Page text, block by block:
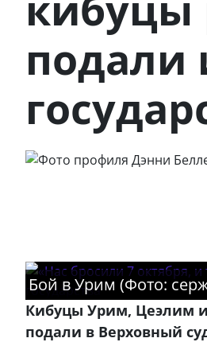
подали
Бой в Урим (Фото:
Кибуцы Урим, Цеэлим
подали в Верховный